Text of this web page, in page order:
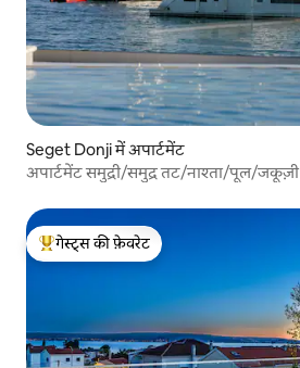
Seget Donji में अपार्टमेंट
अपार्टमेंट समुद्री/समुद्र तट/नाश्ता/पूल/जकूज़ी
गेस्ट्स का टॉप फ़ेवरेट
गेस्ट्स की फ़ेवरेट